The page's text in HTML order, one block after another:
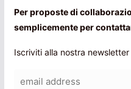
Per proposte di
semplicemente per
Iscriviti alla nostra newsletter